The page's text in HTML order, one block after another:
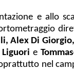
e allo
Alex Di Giorgio,
Liguori e
nel